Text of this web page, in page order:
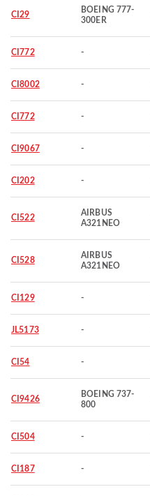
CI29
BOEING 777-
300ER
CI772 -
CI8002 -
CI772 -
CI9067 -
CI202 -
CI522
AIRBUS
A321NEO
CI528
AIRBUS
A321NEO
CI129 -
JL5173 -
CI54 -
CI9426
BOEING 737-
800
CI504 -
CI187 -